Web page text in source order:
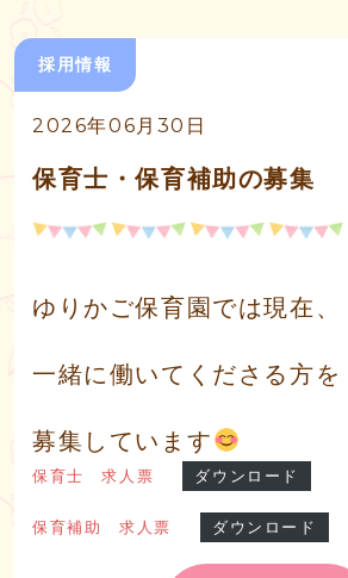
採用情報
2026年06月30日
保育士・保育補助の募集
ゆりかご保育園では現在、
一緒に働いてくださる方を
募集しています
保育士 求人票 ダウンロード
保育補助 求人票 ダウンロード